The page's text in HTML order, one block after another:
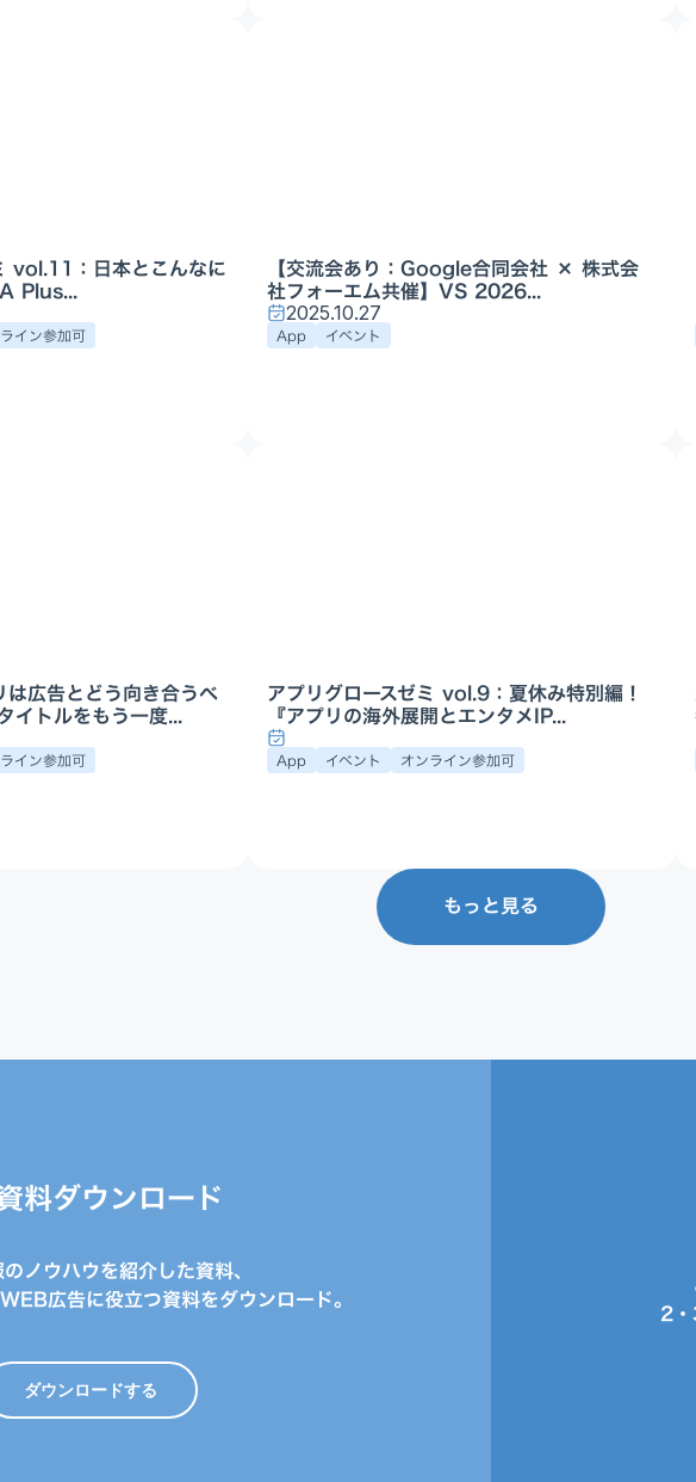
vol.11：日本とこんなに
Plus...
イン参加可
【交流会あり：Google合同会社 × 株式会
社フォーエム共催】VS 2026...
2025.10.27
App イベント
は広告とどう向き合うべ
イトルをもう一度...
イン参加可
アプリグロースゼミ vol.9：夏休み特別編！
『アプリの海外展開とエンタメIP...
App イベント オンライン参加可
もっと見る
料ダウンロード
ノウハウを紹介した資料、
広告に役立つ資料をダウンロード。
ダウンロードする
2・